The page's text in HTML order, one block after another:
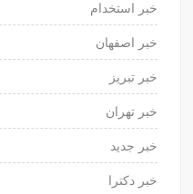
خبر استخدام
خبر اصفهان
خبر تبریز
خبر تهران
خبر جدید
خبر دکترا